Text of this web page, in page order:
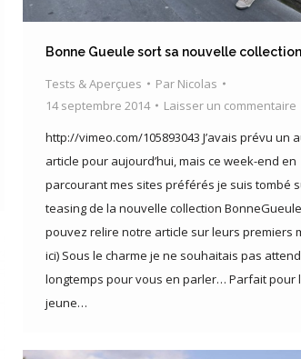
Bonne Gueule sort sa nouvelle collection
Tests & Aperçues Par Nicolas
14 septembre 2014
Laisser un commentaire
http://vimeo.com/105893043 J’avais prévu un
article pour aujourd’hui, mais ce week-end en
parcourant mes sites préférés je suis tombé
teasing de la nouvelle collection
pouvez relire notre article sur leurs premiers
ici) Sous le charme je ne souhaitais pas
longtemps pour vous en parler… Parfait pour
jeune…